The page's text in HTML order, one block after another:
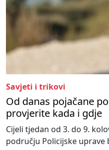
Savjeti i trikovi
Od danas pojačane
provjerite kada i gdje
Cijeli tjedan od 3. do 9.
području Policijske uprave